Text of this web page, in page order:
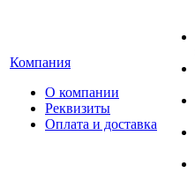
Компания
О компании
Реквизиты
Оплата и доставка